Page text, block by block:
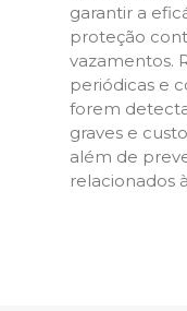
garantir a
proteção
vazamentos.
periódicas e
forem
graves e
além de
relacionados